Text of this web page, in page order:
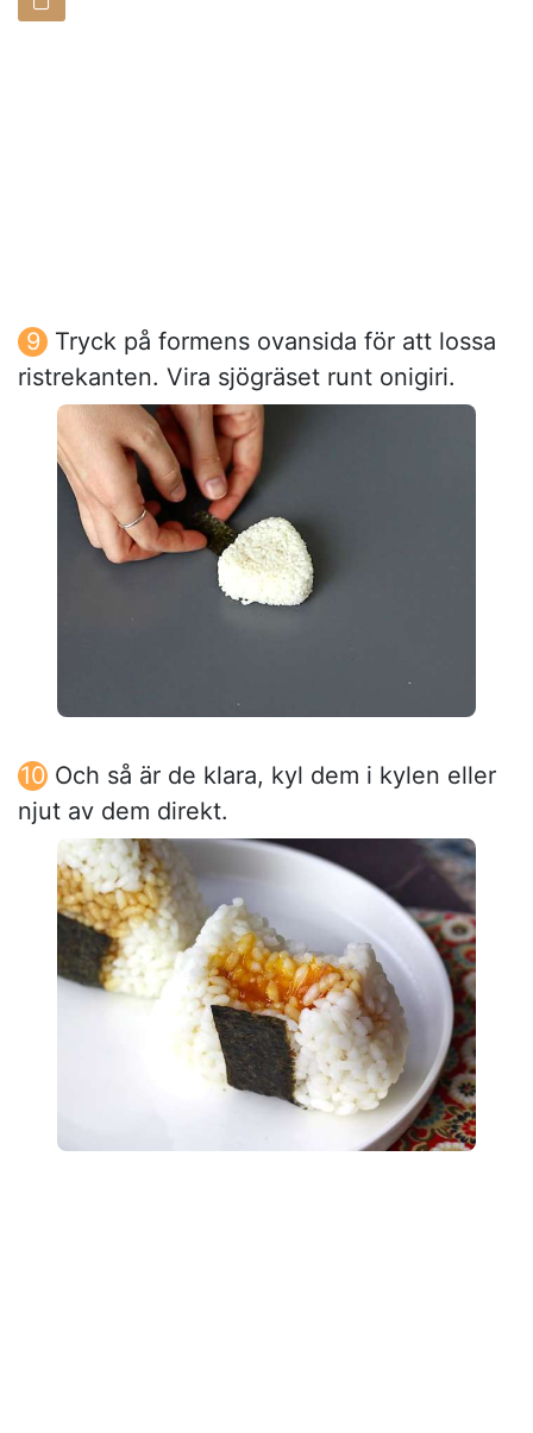
Tryck på formens ovansida för att lossa
ristrekanten. Vira sjögräset runt onigiri.
Och så är de klara, kyl dem i kylen eller
njut av dem direkt.